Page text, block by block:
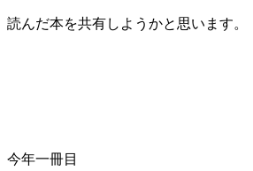
読んだ本を共有しようかと思います。
今年一冊目